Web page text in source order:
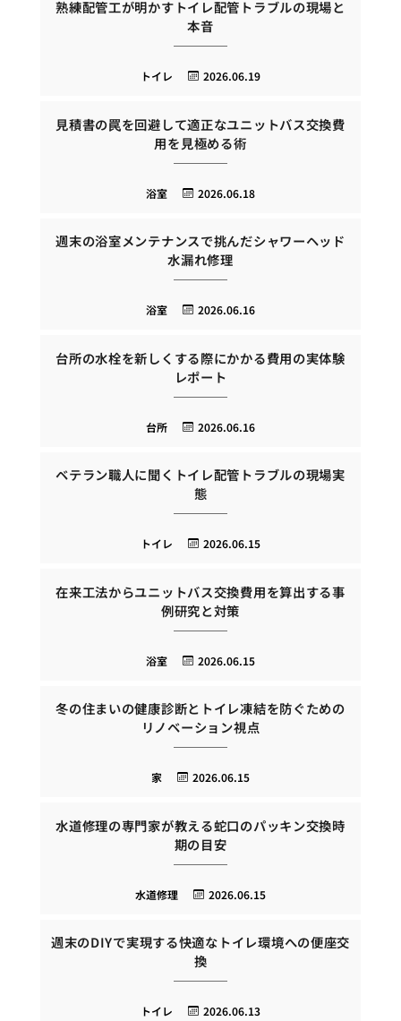
熟練配管工が明かすトイレ配管トラブルの現場と
本音
2026.06.19
トイレ
見積書の罠を回避して適正なユニットバス交換費
用を見極める術
2026.06.18
浴室
週末の浴室メンテナンスで挑んだシャワーヘッド
水漏れ修理
2026.06.16
浴室
台所の水栓を新しくする際にかかる費用の実体験
レポート
2026.06.16
台所
ベテラン職人に聞くトイレ配管トラブルの現場実
態
2026.06.15
トイレ
在来工法からユニットバス交換費用を算出する事
例研究と対策
2026.06.15
浴室
冬の住まいの健康診断とトイレ凍結を防ぐための
リノベーション視点
2026.06.15
家
水道修理の専門家が教える蛇口のパッキン交換時
期の目安
2026.06.15
水道修理
週末のDIYで実現する快適なトイレ環境への便座交
換
2026.06.13
トイレ